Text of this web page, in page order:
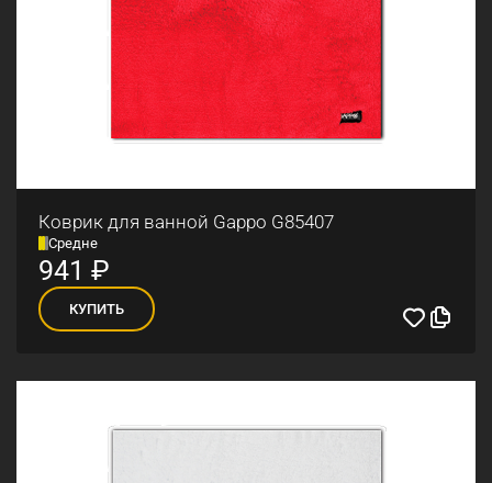
Коврик для ванной Gappo G85407
Средне
941 ₽
КУПИТЬ